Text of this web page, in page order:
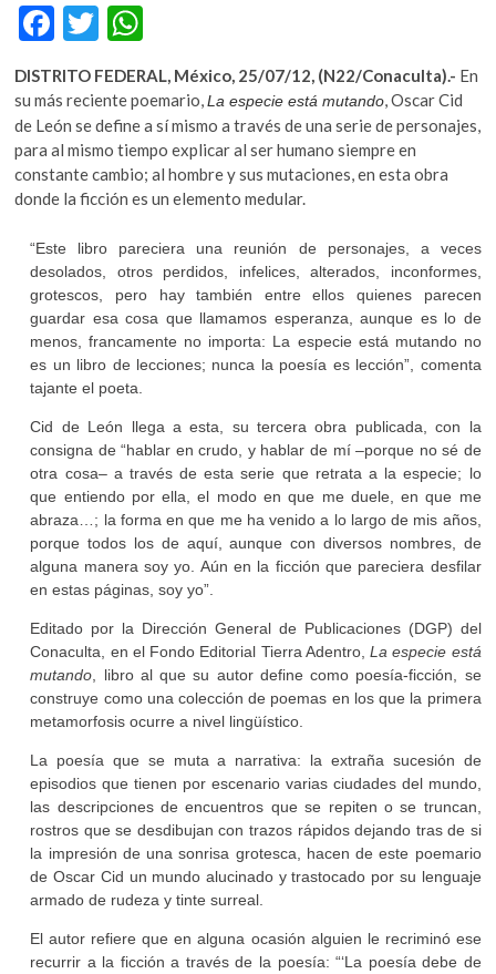
F
ac
e
b
o
o
k
T
w
itt
er
h
at
s
A
p
p
DISTRITO FEDERAL, México, 25/07/12, (N22/Conaculta).- En
su más reciente poemario,La especie está mutando, Oscar Cid
de León se define a sí mismo a través de una serie de personajes,
para al mismo tiempo explicar al ser humano siempre en
constante cambio; al hombre y sus mutaciones, en esta obra
donde la ficción es un elemento medular.
“Este libro pareciera una reunión de personajes, a veces
desolados, otros perdidos, infelices, alterados, inconformes,
grotescos, pero hay también entre ellos quienes parecen
guardar esa cosa que llamamos esperanza, aunque es lo de
menos, francamente no importa: La especie está mutando no
es un libro de lecciones; nunca la poesía es lección”, comenta
tajante el poeta.
Cid de León llega a esta, su tercera obra publicada, con la
consigna de “hablar en crudo, y hablar de mí –porque no sé de
otra cosa– a través de esta serie que retrata a la especie; lo
que entiendo por ella, el modo en que me duele, en que me
abraza…; la forma en que me ha venido a lo largo de mis años,
porque todos los de aquí, aunque con diversos nombres, de
alguna manera soy yo. Aún en la ficción que pareciera desfilar
en estas páginas, soy yo”.
Editado por la Dirección General de Publicaciones (DGP) del
Conaculta, en el Fondo Editorial Tierra Adentro,La especie está
mutando, libro al que su autor define como poesía-ficción, se
construye como una colección de poemas en los que la primera
metamorfosis ocurre a nivel lingüístico.
La poesía que se muta a narrativa: la extraña sucesión de
episodios que tienen por escenario varias ciudades del mundo,
las descripciones de encuentros que se repiten o se truncan,
rostros que se desdibujan con trazos rápidos dejando tras de si
la impresión de una sonrisa grotesca, hacen de este poemario
de Oscar Cid un mundo alucinado y trastocado por su lenguaje
armado de rudeza y tinte surreal.
El autor refiere que en alguna ocasión alguien le recriminó ese
recurrir a la ficción a través de la poesía: “‘La poesía debe de